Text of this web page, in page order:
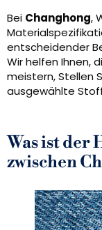
Bei Changhong,
entscheidender
Wir helfen Ihnen,
meistern, Stellen
ausgewählte
Was ist der
zwischen